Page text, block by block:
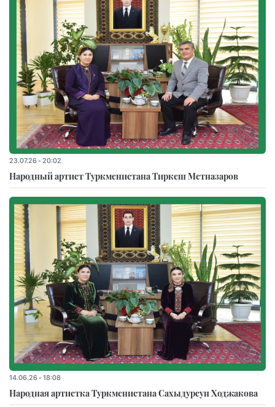
23.07.26 - 20:02
Народный артист Туркменистана Тиркеш Мeтназаров
14.06.26 - 18:08
Народная артистка Туркменистана Сахыдурсун Ходжакова